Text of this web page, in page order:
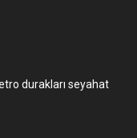
durakları seyahat